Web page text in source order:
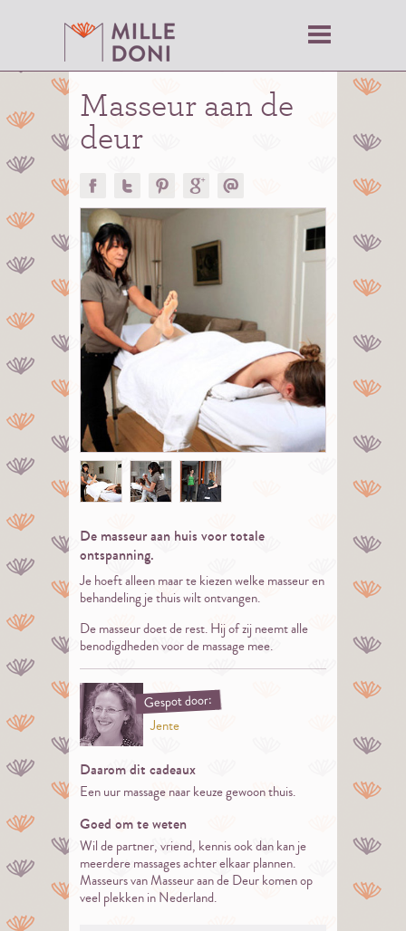
Masseur aan de
deur
De masseur aan huis voor totale
ontspanning.
Je hoeft alleen maar te kiezen welke masseur en
behandeling je thuis wilt ontvangen.
De masseur doet de rest. Hij of zij neemt alle
benodigdheden voor de massage mee.
Gespot door:
Jente
Daarom dit cadeaux
Een uur massage naar keuze gewoon thuis.
Goed om te weten
Wil de partner, vriend, kennis ook dan kan je
meerdere massages achter elkaar plannen.
Masseurs van Masseur aan de Deur komen op
veel plekken in Nederland.